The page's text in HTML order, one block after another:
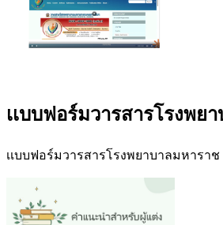
เเบบฟอร์มวารสารโรงพย
เเบบฟอร์มวารสารโรงพยาบาลมหาราช